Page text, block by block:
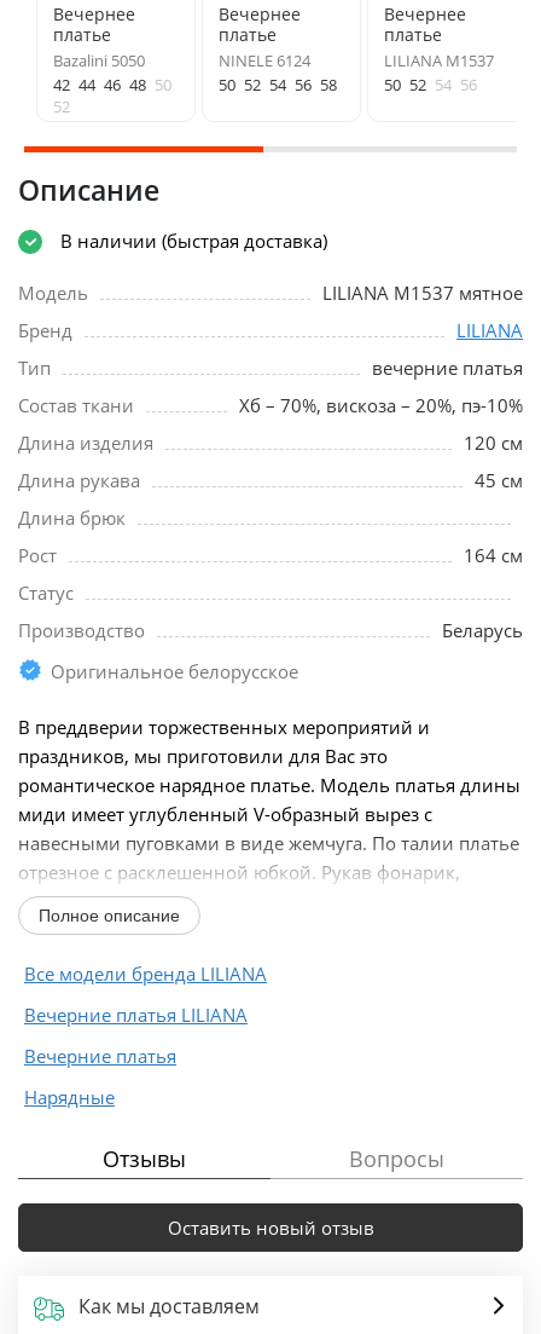
Вечернее
платье
Bazalini 5050
42 44 46 48 50
52
Вечернее
платье
NINELE 6124
50 52 54 56 58
Вечернее
платье
LILIANA М1537
50 52 54 56
Описание
В наличии (быстрая доставка)
Модель
LILIANA М1537 мятное
Бренд
LILIANA
Тип
вечерние платья
Состав ткани
Хб – 70%, вискоза – 20%, пэ-10%
Длина изделия
120 см
Длина рукава
45 см
Длина брюк
Рост
164 см
Статус
Производство
Беларусь
Оригинальное белорусское
В преддверии торжественных мероприятий и
праздников, мы приготовили для Вас это
романтическое нарядное платье. Модель платья длины
миди имеет углубленный V-образный вырез с
навесными пуговками в виде жемчуга. По талии платье
отрезное с расклешенной юбкой. Рукав фонарик,
присборен на резинке...
Полное описание
Все модели бренда LILIANA
Вечерние платья LILIANA
Вечерние платья
Нарядные
Отзывы Вопросы
Оставить новый отзыв
Как мы доставляем